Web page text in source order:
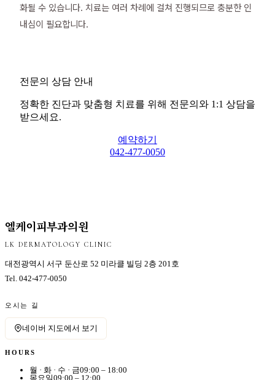
화될 수 있습니다. 치료는 여러 차례에 걸쳐 진행되므로 충분한 인
내심이 필요합니다.
전문의 상담 안내
정확한 진단과 맞춤형 치료를 위해 전문의와 1:1 상담을
받으세요.
예약하기
042-477-0050
엘케이피부과의원
LK DERMATOLOGY CLINIC
대전광역시 서구 둔산로 52 미라클 빌딩 2층 201호
Tel. 042-477-0050
오시는 길
네이버 지도에서 보기
HOURS
월 · 화 · 수 · 금09:00 – 18:00
목요일09:00 – 12:00